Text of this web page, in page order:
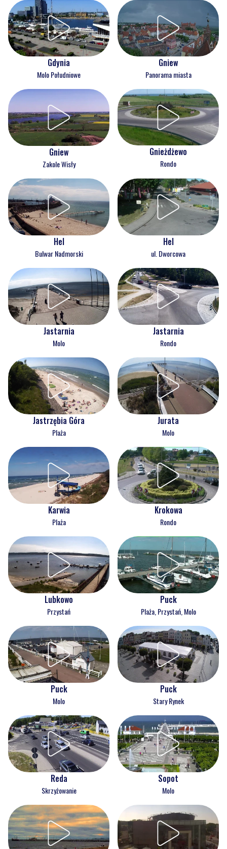
Gdynia
Molo Południowe
Gniew
Panorama miasta
Gniew
Zakole Wisły
Gnieżdżewo
Rondo
Hel
Bulwar Nadmorski
Hel
ul. Dworcowa
Jastarnia
Molo
Jastarnia
Rondo
Jastrzębia Góra
Plaża
Jurata
Molo
Karwia
Plaża
Krokowa
Rondo
Lubkowo
Przystań
Puck
Plaża, Przystań, Molo
Puck
Molo
Puck
Stary Rynek
Reda
Skrzyżowanie
Sopot
Molo